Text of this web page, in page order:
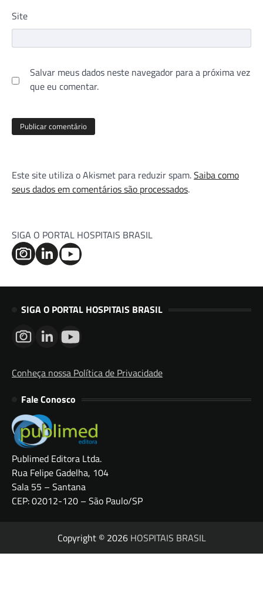
Site
Salvar meus dados neste navegador para a próxima vez
que eu comentar.
Este site utiliza o Akismet para reduzir spam.Saiba como
seus dados em comentários são processados.
SIGA O PORTAL HOSPITAIS BRASIL
SIGA O PORTAL HOSPITAIS BRASIL
Conheça nossa Política de Privacidade
Fale Conosco
Publimed Editora Ltda.
Rua Felipe Gadelha, 104
Sala 55 – Santana
CEP: 02012-120 – São Paulo/SP
Copyright © 2026 HOSPITAIS BRASIL